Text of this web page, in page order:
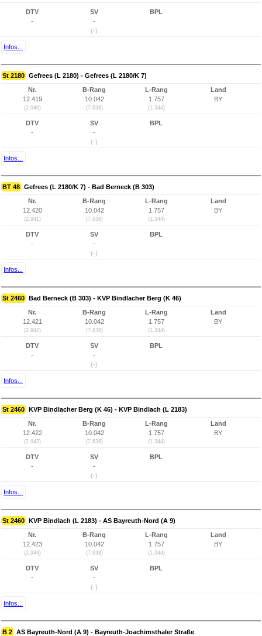
DTV
-
SV
-
(-)
BPL
Infos...
St 2180 Gefrees (L 2180) - Gefrees (L 2180/K 7)
Nr.
12.419
(2.940)
B-Rang
10.042
(7.638)
L-Rang
1.757
(1.344)
Land
BY
DTV
-
SV
-
(-)
BPL
Infos...
BT 48 Gefrees (L 2180/K 7) - Bad Berneck (B 303)
Nr.
12.420
(2.941)
B-Rang
10.042
(7.638)
L-Rang
1.757
(1.344)
Land
BY
DTV
-
SV
-
(-)
BPL
Infos...
St 2460 Bad Berneck (B 303) - KVP Bindlacher Berg (K 46)
Nr.
12.421
(2.942)
B-Rang
10.042
(7.638)
L-Rang
1.757
(1.344)
Land
BY
DTV
-
SV
-
(-)
BPL
Infos...
St 2460 KVP Bindlacher Berg (K 46) - KVP Bindlach (L 2183)
Nr.
12.422
(2.943)
B-Rang
10.042
(7.638)
L-Rang
1.757
(1.344)
Land
BY
DTV
-
SV
-
(-)
BPL
Infos...
St 2460 KVP Bindlach (L 2183) - AS Bayreuth-Nord (A 9)
Nr.
12.423
(2.944)
B-Rang
10.042
(7.638)
L-Rang
1.757
(1.344)
Land
BY
DTV
-
SV
-
(-)
BPL
Infos...
B 2 AS Bayreuth-Nord (A 9) - Bayreuth-Joachimsthaler Straße